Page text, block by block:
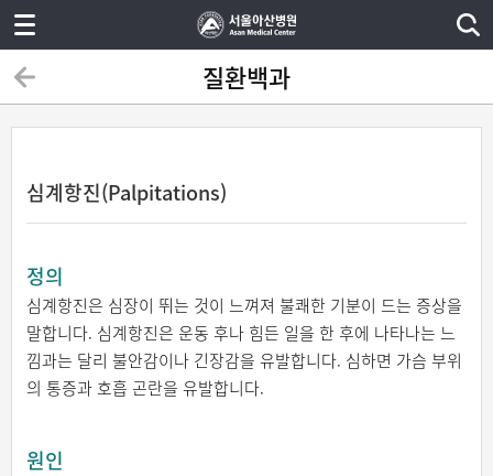
질환백과
심계항진(Palpitations)
정의
심계항진은 심장이 뛰는 것이 느껴져 불쾌한 기분이 드는 증상을
말합니다. 심계항진은 운동 후나 힘든 일을 한 후에 나타나는 느
낌과는 달리 불안감이나 긴장감을 유발합니다. 심하면 가슴 부위
의 통증과 호흡 곤란을 유발합니다.
원인